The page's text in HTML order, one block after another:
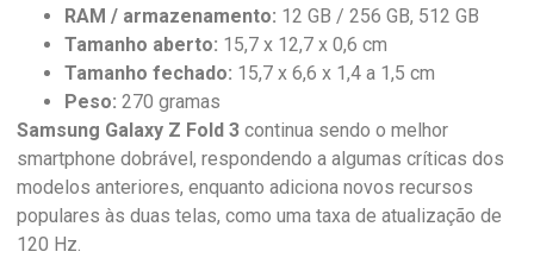
RAM / armazenamento: 12 GB / 256 GB, 512 GB
Tamanho aberto: 15,7 x 12,7 x 0,6 cm
Tamanho fechado: 15,7 x 6,6 x 1,4 a 1,5 cm
Peso: 270 gramas
Samsung Galaxy Z Fold 3 continua sendo o melhor
smartphone dobrável, respondendo a algumas críticas dos
modelos anteriores, enquanto adiciona novos recursos
populares às duas telas, como uma taxa de atualização de
120 Hz.